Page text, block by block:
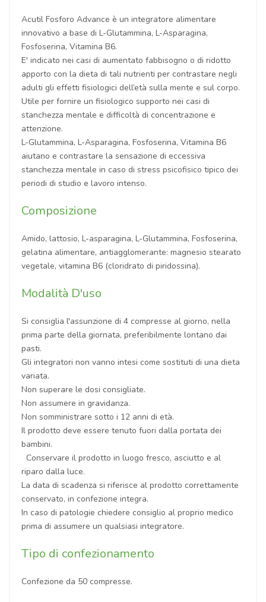
Acutil Fosforo Advance è un integratore alimentare
innovativo a base di L-Glutammina, L-Asparagina,
Fosfoserina, Vitamina B6.
E' indicato nei casi di aumentato fabbisogno o di ridotto
apporto con la dieta di tali nutrienti per contrastare negli
adulti gli effetti fisiologici dell’età sulla mente e sul corpo.
Utile per fornire un fisiologico supporto nei casi di
stanchezza mentale e difficoltà di concentrazione e
attenzione.
L-Glutammina, L-Asparagina, Fosfoserina, Vitamina B6
aiutano e contrastare la sensazione di eccessiva
stanchezza mentale in caso di stress psicofisico tipico dei
periodi di studio e lavoro intenso.
Composizione
Amido, lattosio, L-asparagina, L-Glutammina, Fosfoserina,
gelatina alimentare, antiagglomerante: magnesio stearato
vegetale, vitamina B6 (cloridrato di piridossina).
Modalità D'uso
Si consiglia l'assunzione di 4 compresse al giorno, nella
prima parte della giornata, preferibilmente lontano dai
pasti.
Gli integratori non vanno intesi come sostituti di una dieta
variata.
Non superare le dosi consigliate.
Non assumere in gravidanza.
Non somministrare sotto i 12 anni di età.
Il prodotto deve essere tenuto fuori dalla portata dei
bambini.
Conservare il prodotto in luogo fresco, asciutto e al
riparo dalla luce.
La data di scadenza si riferisce al prodotto correttamente
conservato, in confezione integra.
In caso di patologie chiedere consiglio al proprio medico
prima di assumere un qualsiasi integratore.
Tipo di confezionamento
Confezione da 50 compresse.